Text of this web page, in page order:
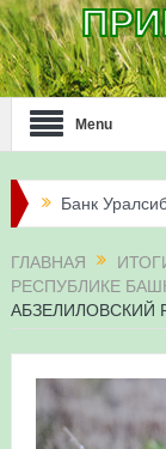
Menu
Банк
Итоги акции
Три птенца
кольца
ГЛАВНАЯ
РЕСПУБЛИКЕ
АБЗЕЛИЛОВСКИЙ